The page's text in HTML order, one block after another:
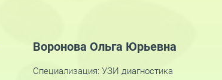
Воронова Ольга Юрьевна
Специализация: УЗИ диагностика